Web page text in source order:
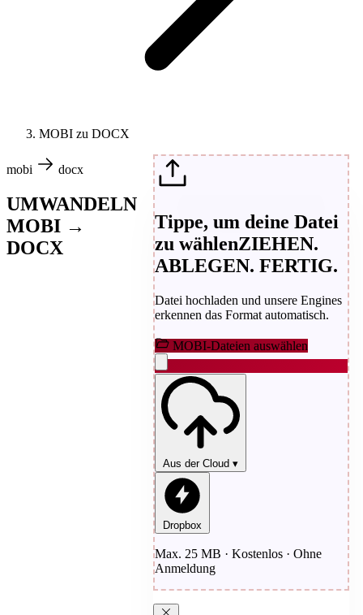
MOBI zu DOCX
mobi docx
UMWANDELN
MOBI →
DOCX
Tippe, um deine Datei
zu wählenZIEHEN.
ABLEGEN. FERTIG.
Datei hochladen und unsere Engines
erkennen das Format automatisch.
MOBI-Dateien auswählen
Aus der Cloud ▾
Dropbox
Max. 25 MB · Kostenlos · Ohne
Anmeldung